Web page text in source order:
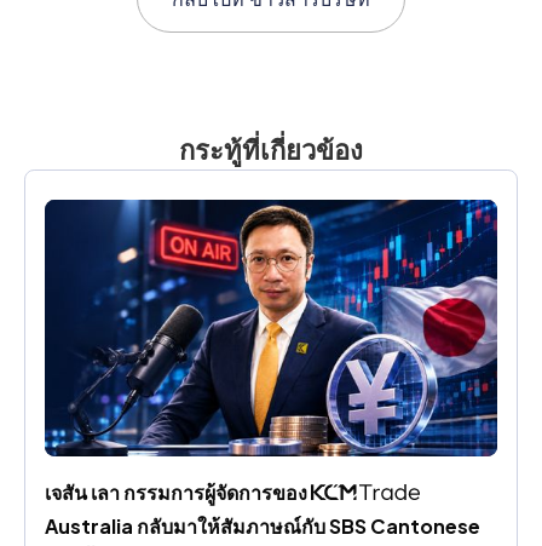
กระทู้ที่เกี่ยวข้อง
เจสัน เลา กรรมการผู้จัดการของ
Australia กลับมาให้สัมภาษณ์กับ SBS Cantonese